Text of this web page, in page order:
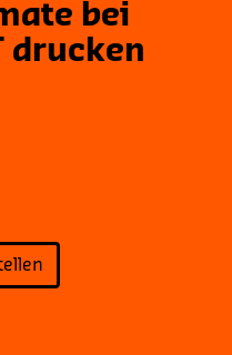
bei
drucken